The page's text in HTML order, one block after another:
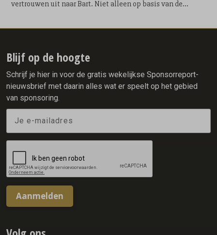
vertrouwen uit naar Bart. Niet alleen op basis van de
van de cultuurbewakers van Team X²O Badkamers. Bart won
wereldtitels (mass start), 4 Europese titels (mass start) en 4
x WK brons (allround, 5000 & 2 x mass start).
Blijf op de hoogte
Schrijf je hier in voor de gratis wekelijkse Sponsorreport-
nieuwsbrief met daarin alles wat er speelt op het gebied
van sponsoring.
Aanmelden